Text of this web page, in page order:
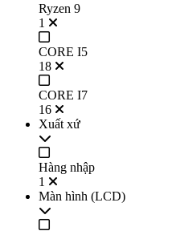
Ryzen 9
1
CORE I5
18
CORE I7
16
Xuất xứ
Hàng nhập
1
Màn hình (LCD)